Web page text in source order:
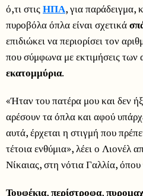
ό,τι στιςΗΠΑ, για παράδειγμα,
πυροβόλα όπλα είναι σχετικά
επιδιώκει να περιορίσει τον
που σύμφωνα με εκτιμήσεις των
εκατομμύρια.
«Ήταν του πατέρα μου και δεν
αρέσουν τα όπλα και αφού
αυτά, έρχεται η στιγμή που
τέτοια ενθύμια», λέει ο Λιονέλ
Νίκαιας, στη νότια Γαλλία,
Τουφέκια,περίστροφα,